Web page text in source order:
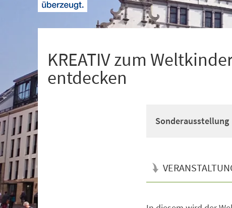
KREATIV zum
entdecken
Sonderausstellung